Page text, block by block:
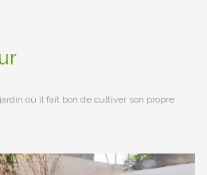
où il fait bon de cultiver son propre